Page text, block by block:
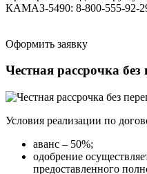
КАМАЗ-5490: 8-800-555-92-
Оформить заявку
Честная рассрочка без
Условия реализации по
аванс – 50%;
одобрение
предоставленного